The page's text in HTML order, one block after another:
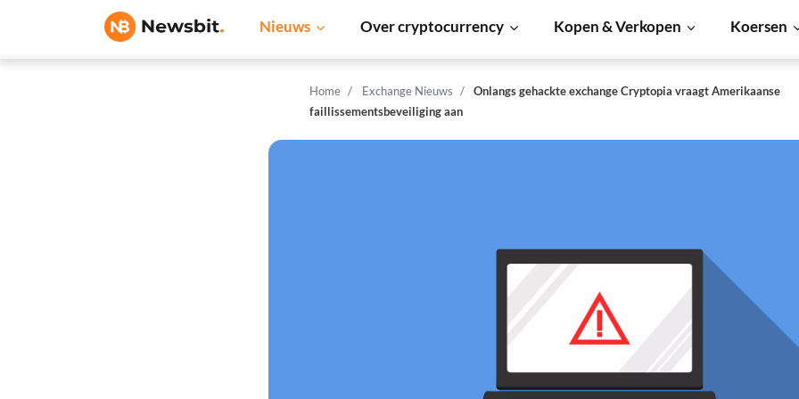
Nieuws Over cryptocurrency Kopen & Verkopen Koersen
Home Exchange Nieuws
Onlangs gehackte exchange Cryptopia vraagt Amerikaanse
faillissementsbeveiliging aan